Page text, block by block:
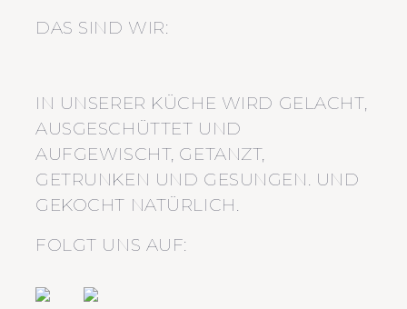
DAS SIND WIR:
IN UNSERER KÜCHE WIRD GELACHT,
AUSGESCHÜTTET UND
AUFGEWISCHT, GETANZT,
GETRUNKEN UND GESUNGEN. UND
GEKOCHT NATÜRLICH.
FOLGT UNS AUF: